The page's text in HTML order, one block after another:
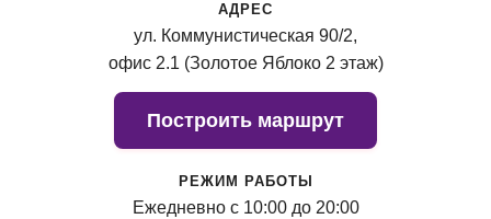
АДРЕС
ул. Коммунистическая 90/2,
офис 2.1 (Золотое Яблоко 2 этаж)
Построить маршрут
РЕЖИМ РАБОТЫ
Ежедневно с 10:00 до 20:00